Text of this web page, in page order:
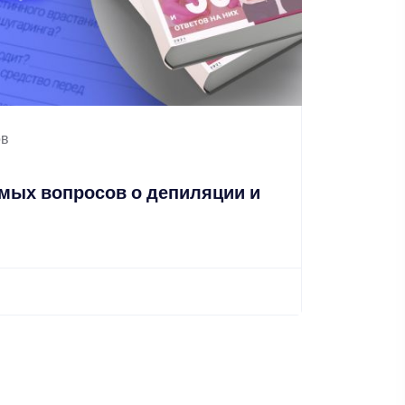
вопросов о депиляции и